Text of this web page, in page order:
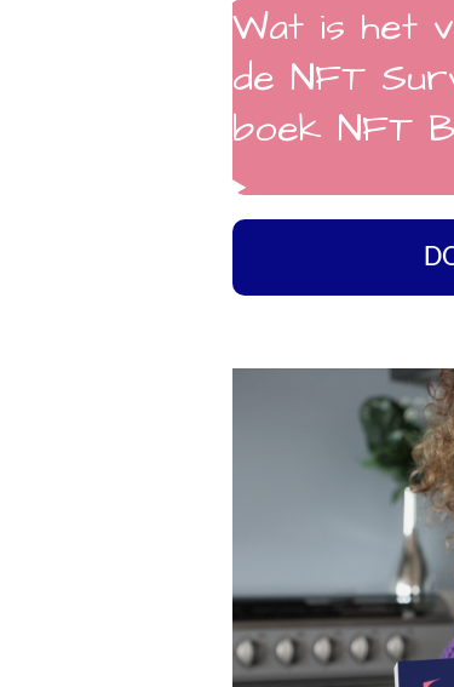
Wat is het
de NFT
boek NFT